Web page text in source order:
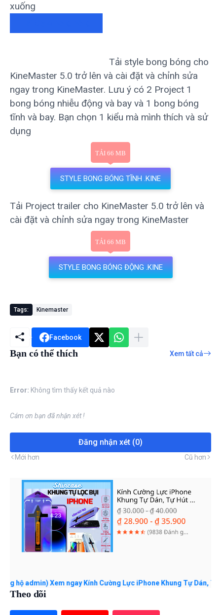
xuống
Tải style bong bóng cho
KineMaster 5.0 trở lên và cài đặt và chỉnh sửa
ngay trong KineMaster. Lưu ý có 2 Project 1
bong bóng nhiễu động và bay và 1 bong bóng
tĩnh và bay. Bạn chọn 1 kiểu mà mình thích và sử
dụng
STYLE BONG BÓNG TĨNH .KINE
Tải Project trailer cho KineMaster 5.0 trở lên và
cài đặt và chỉnh sửa ngay trong KineMaster
STYLE BONG BÓNG ĐỘNG .KINE
Tags: Kinemaster
Facebook
Bạn có thể thích Xem tất cả
Error: Không tìm thấy kết quả nào
Cám ơn bạn đã nhận xét !
Đăng nhận xét (0)
Mới hơn Cũ hơn
Xem ngay Kính Cường Lực iPhone Khung Tự Dán, Tự Hút
Theo dõi